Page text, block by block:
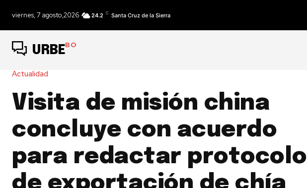
viernes, 7 agosto,2026 24.2 C Santa Cruz de la Sierra
URBEBO
Actualidad
Visita de misión china
concluye con acuerdo
para redactar protocolo